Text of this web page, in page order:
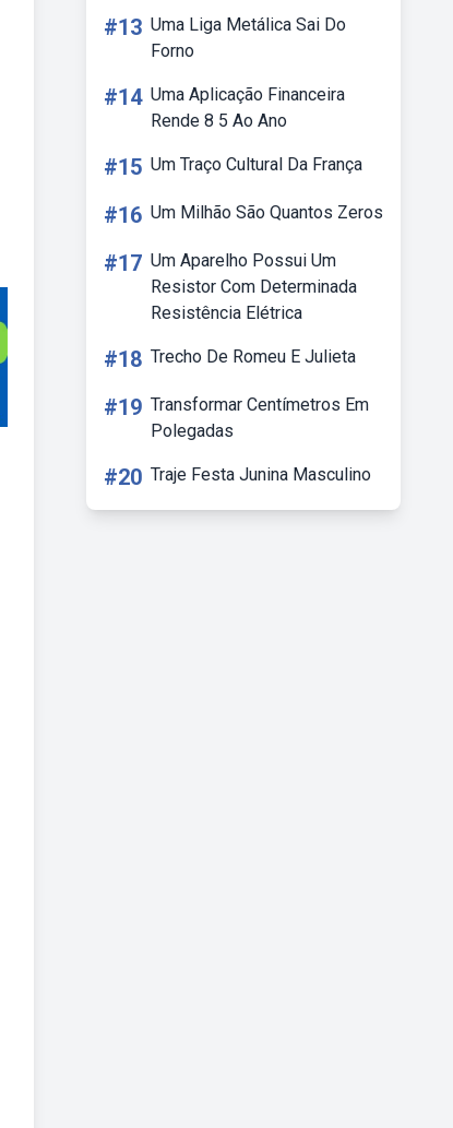
#13 Uma Liga Metálica Sai Do
Forno
#14 Uma Aplicação Financeira
Rende 8 5 Ao Ano
#15 Um Traço Cultural Da França
#16 Um Milhão São Quantos Zeros
#17 Um Aparelho Possui Um
Resistor Com Determinada
Resistência Elétrica
#18 Trecho De Romeu E Julieta
#19 Transformar Centímetros Em
Polegadas
#20 Traje Festa Junina Masculino